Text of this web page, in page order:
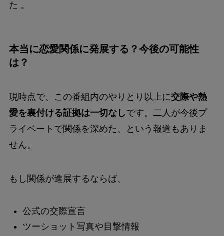
た 。
本当に恋愛関係に発展する？今後の可能性
は？
現時点で、この番組内のやりとり以上に交際や熱
愛を裏付ける証拠は一切なしです。二人が今後プ
ライベートで関係を深めた、という報道もありま
せん。
もし関係が進展するならば、
公式の交際宣言
ツーショット写真や目撃情報